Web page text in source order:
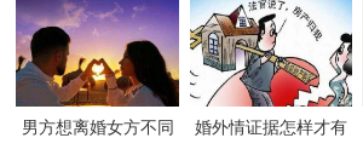
男方想离婚女方不同
婚外情证据怎样才有